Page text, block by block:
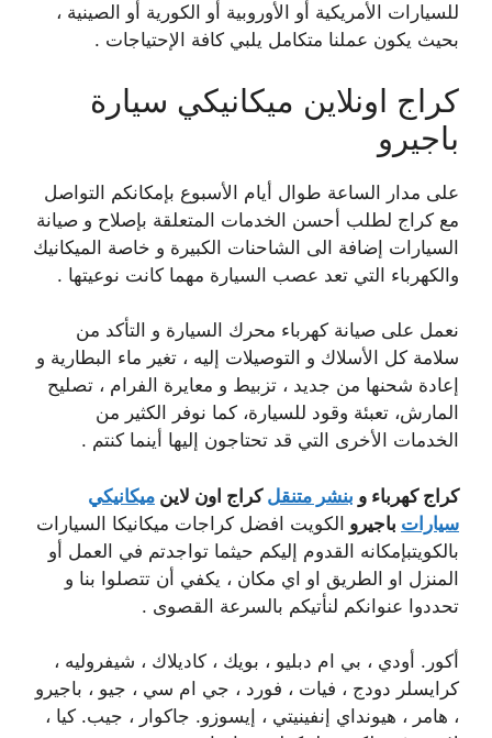
للسيارات الأمريكية أو الأوروبية أو الكورية أو الصينية ،
بحيث يكون عملنا متكامل يلبي كافة الإحتياجات .
كراج اونلاين ميكانيكي سيارة
باجيرو
على مدار الساعة طوال أيام الأسبوع بإمكانكم التواصل
مع كراج لطلب أحسن الخدمات المتعلقة بإصلاح و صيانة
السيارات إضافة الى الشاحنات الكبيرة و خاصة الميكانيك
والكهرباء التي تعد عصب السيارة مهما كانت نوعيتها .
نعمل على صيانة كهرباء محرك السيارة و التأكد من
سلامة كل الأسلاك و التوصيلات إليه ، تغير ماء البطارية و
إعادة شحنها من جديد ، تزبيط و معايرة الفرام ، تصليح
المارش، تعبئة وقود للسيارة، كما نوفر الكثير من
الخدمات الأخرى التي قد تحتاجون إليها أينما كنتم .
كراج كهرباء و بنشر متنقل كراج اون لاين ميكانيكي
سيارات باجيرو الكويت افضل كراجات ميكانيكا السيارات
بالكويتبإمكانه القدوم إليكم حيثما تواجدتم في العمل أو
المنزل او الطريق او اي مكان ، يكفي أن تتصلوا بنا و
تحددوا عنوانكم لنأتيكم بالسرعة القصوى .
أكور. أودي ، بي ام دبليو ، بويك ، كاديلاك ، شيفروليه ،
كرايسلر دودج ، فيات ، فورد ، جي ام سي ، جيو ، باجيرو
، هامر ، هيونداي إنفينيتي ، إيسوزو. جاكوار ، جيب. كيا ،